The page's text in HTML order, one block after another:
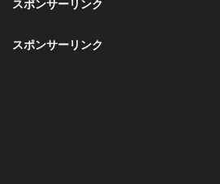
スポンサーリンク
スポンサーリンク